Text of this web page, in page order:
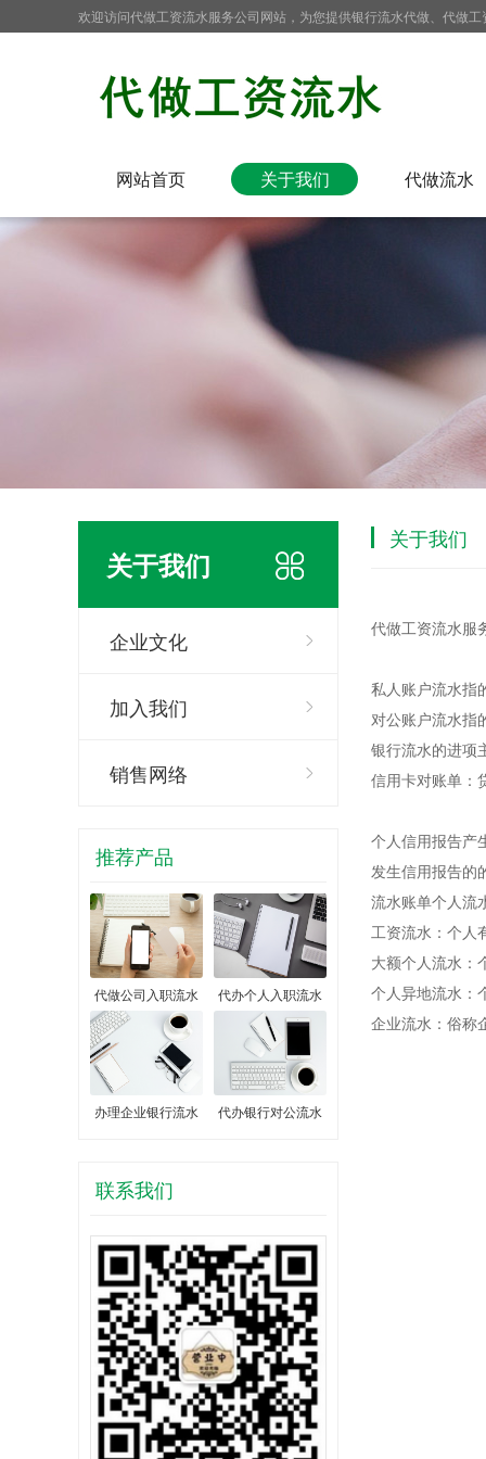
欢迎访问代做工资流水服务公司网站，为您提供银行流水代做、代做工
网站首页 关于我们 代做流水
关于我们
企业文化
加入我们
销售网络
推荐产品
代做公司入职流水 代办个人入职流水
办理企业银行流水 代办银行对公流水
联系我们
关于我们
代做工资流水服
私人账户流水指
对公账户流水指
银行流水的进项
信用卡对账单：
个人信用报告产
发生信用报告的
流水账单个人流
工资流水：个人
大额个人流水：
个人异地流水：
企业流水：俗称